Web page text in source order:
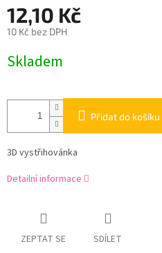
12,10 Kč
10 Kč bez DPH
cena:
Skladem
Přidat do košíku
3D vystřihovánka
Detailní informace
ZEPTAT SE SDÍLET